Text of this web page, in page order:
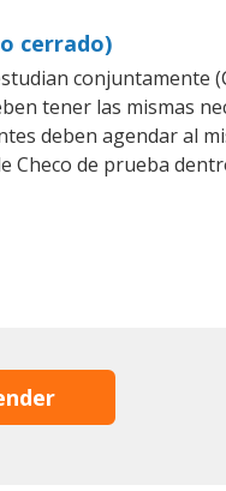
cerrado)
conjuntamente
tener las mismas
deben agendar al
Checo de prueba